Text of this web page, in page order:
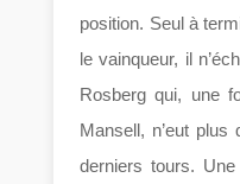
position. Seul à
le vainqueur, il
Rosberg qui, une
Mansell, n’eut plus
derniers tours.